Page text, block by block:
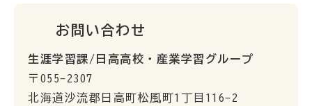
お問い合わせ
生涯学習課/日高高校・産業学習グループ
〒055-2307
北海道沙流郡日高町松風町1丁目116-2